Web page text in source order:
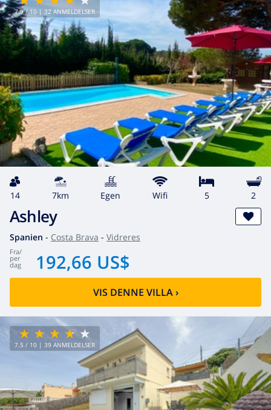
7.9/ 10 | 32 ANMELDELSER
14 7km egen wifi 5 2
Ashley
Spanien - Costa Brava - Vidreres
fra/
per
dag 192,66 US$
VIS DENNE VILLA›
7.5 / 10 | 39 ANMELDELSER